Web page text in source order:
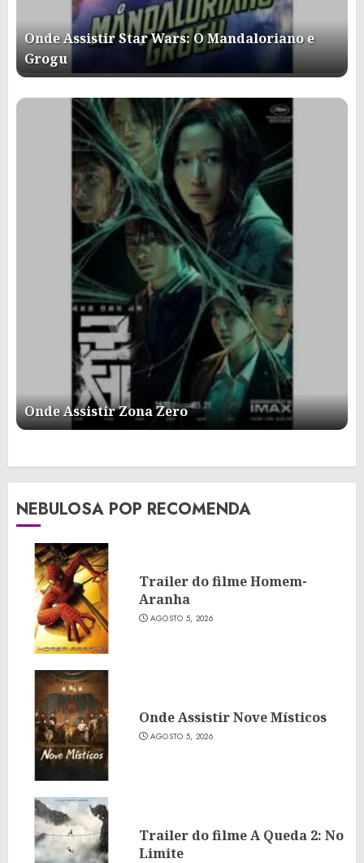
Onde Assistir Star Wars: O Mandaloriano e
Grogu
Onde Assistir Zona Zero
NEBULOSA POP RECOMENDA
Trailer do filme Homem-
Aranha
AGOSTO 5, 2026
Onde Assistir Nove Místicos
AGOSTO 5, 2026
Trailer do filme A Queda 2: No
Limite